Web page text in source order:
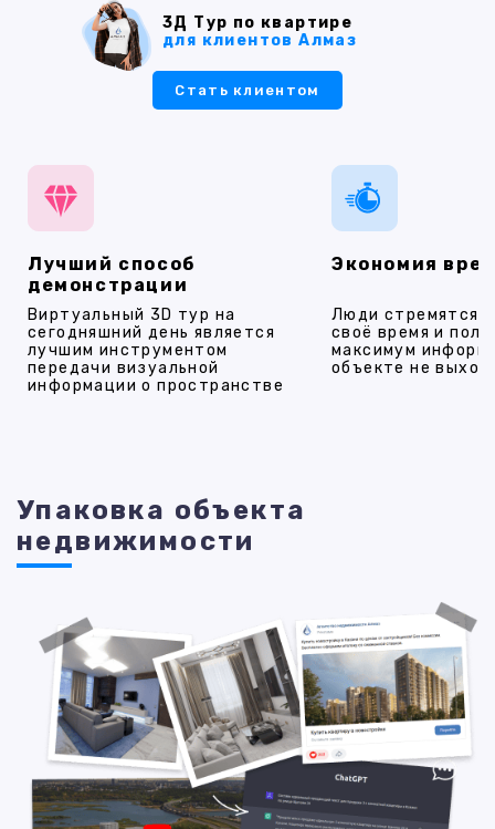
3Д Тур по квартире
для клиентов Алмаз
Стать клиентом
Лучший способ
демонстрации
Виртуальный 3D тур на
сегодняшний день является
лучшим инструментом
передачи визуальной
информации о пространстве
Экономия
Люди стремятся
своё время и
максимум
объекте не
Упаковка объекта
недвижимости